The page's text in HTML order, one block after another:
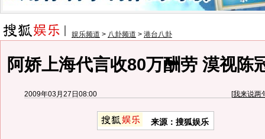
娱乐频道 > 八卦频道 > 港台八卦
阿娇上海代言收80万酬劳 漠视陈
2009年03月27日08:00 [我来说两
来源：搜狐娱乐